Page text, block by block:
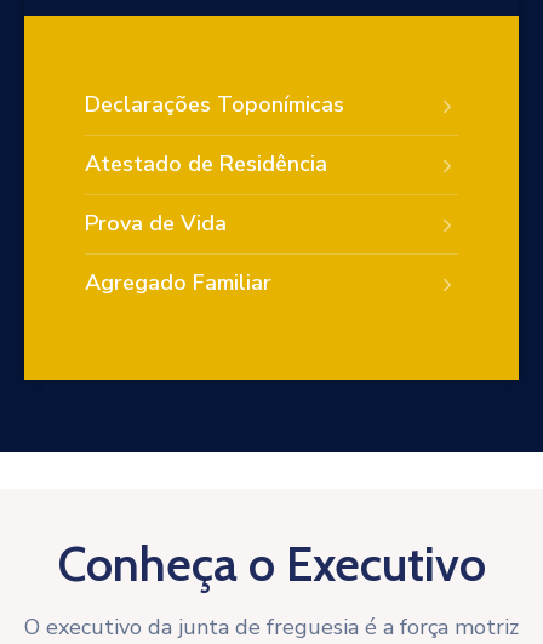
Declarações Toponímicas
Atestado de Residência
Prova de Vida
Agregado Familiar
Conheça o Executivo
O executivo da junta de freguesia é a força motriz